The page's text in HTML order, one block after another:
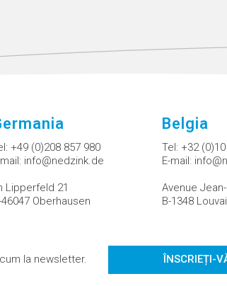
+49 (0)208 857 980
info@nedzink.de
Lipperfeld 21
46047 Oberhausen
Belgia
Tel: +32
E-mail:
Avenue
B-1348
la newsletter. ÎNSCRIEȚI-